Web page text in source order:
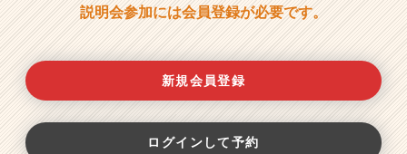
説明会参加には会員登録が必要です。
新規会員登録
ログインして予約